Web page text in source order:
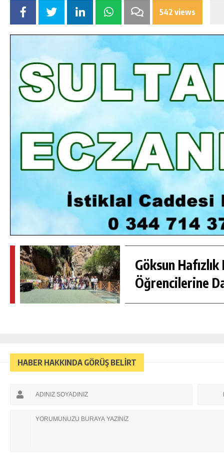
542 views
Göksun Hafızlık
Öğrencilerine
HABER HAKKINDA GÖRÜŞ BELİRT
GÜNLÜK HABER AKIŞI
GÖKSUN HAFIZLIK KIZ KUR’AN KURSU
ÖĞRENCILERINE DARENDE GEZISI.